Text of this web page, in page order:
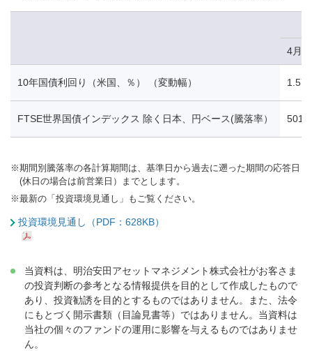
4月
10年国債利回り（米国、％） （変動幅） 1.57
FTSE世界国債インデックス 除く日本、円ベース(騰落率）
※期間別騰落率の各計算期間は、基準日から過去に遡った期間の応答日
(休日の場合は前営業日）までとします。
※最新の「投資環境見通し」もご覧ください。
投資環境見通し（PDF：628KB）
当資料は、明治安田アセットマネジメント株式会社がお客さま
の投資判断の参考となる情報提供を目的として作成したもので
あり、投資勧誘を目的とするものではありません。また、法令
にもとづく開示書類（目論見書等）ではありません。当資料は
当社の個々のファンドの運用に影響を与えるものではありませ
ん。